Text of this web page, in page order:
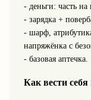
- деньги: часть на
- зарядка +
- шарф,
напряжёнка с
- базовая аптечка.
Как вести себя